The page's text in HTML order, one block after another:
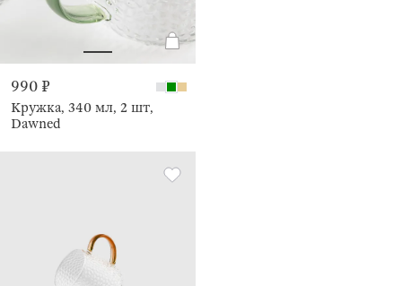
990 ₽
Кружка, 340 мл, 2 шт,
Dawned